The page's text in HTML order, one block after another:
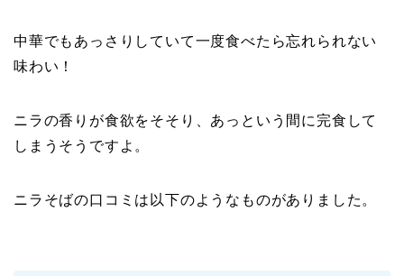
中華でもあっさりしていて一度食べたら忘れられない
味わい！
ニラの香りが食欲をそそり、あっという間に完食して
しまうそうですよ。
ニラそばの口コミは以下のようなものがありました。